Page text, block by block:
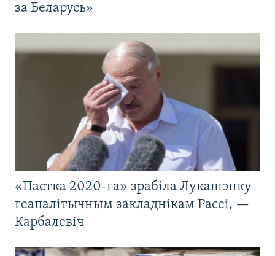
за Беларусь»
«Пастка 2020-га» зрабіла Лукашэнку
геапалітычным закладнікам Расеі, —
Карбалевіч